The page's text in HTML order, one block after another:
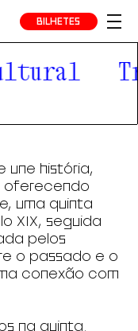
BILHETES
une história,
oferecendo
uma quinta
XIX, seguida
pelos
o passado e o
conexão com
na quinta.